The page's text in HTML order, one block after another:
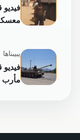
يبيبناها
مأرب